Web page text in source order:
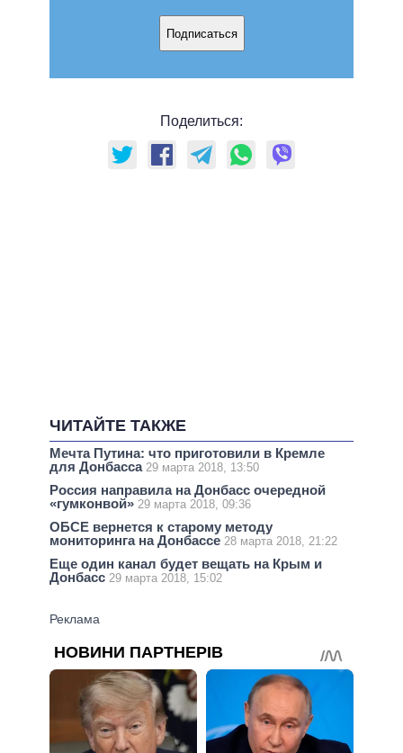
Подписаться
Поделиться:
ЧИТАЙТЕ ТАКЖЕ
Мечта Путина: что приготовили в Кремле
для Донбасса 29 марта 2018, 13:50
Россия направила на Донбасс очередной
«гумконвой» 29 марта 2018, 09:36
ОБСЕ вернется к старому методу
мониторинга на Донбассе 28 марта 2018, 21:22
Еще один канал будет вещать на Крым и
Донбасс 29 марта 2018, 15:02